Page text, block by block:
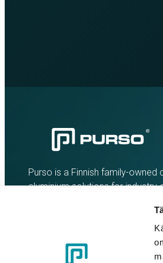
Purso is a Finnish family-
aluminium solutions for industry